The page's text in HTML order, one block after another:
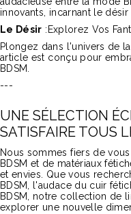
innovants, incarnant le désir
Le Désir :Explorez Vos
Plongez dans l'univers de
article est conçu pour
BDSM.
---
UNE SÉLECTION
SATISFAIRE TOUS
Nous sommes fiers de
BDSM et de matériaux
et envies. Que vous
BDSM, l'audace du cuir
BDSM, notre collection de
explorer une nouvelle